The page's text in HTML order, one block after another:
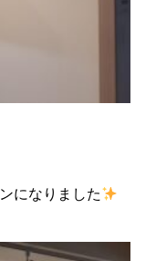
になりました